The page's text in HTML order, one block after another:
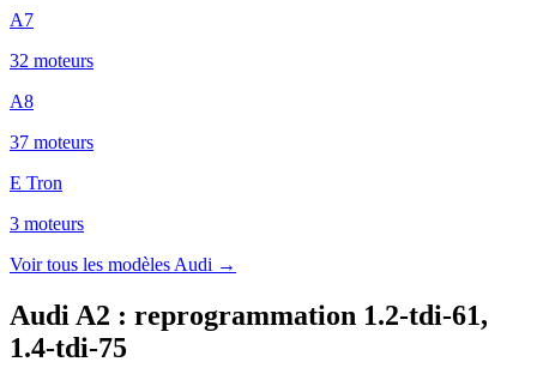
A7
32 moteurs
A8
37 moteurs
E Tron
3 moteurs
Voir tous les modèles Audi →
Audi A2 : reprogrammation 1.2-tdi-61,
1.4-tdi-75